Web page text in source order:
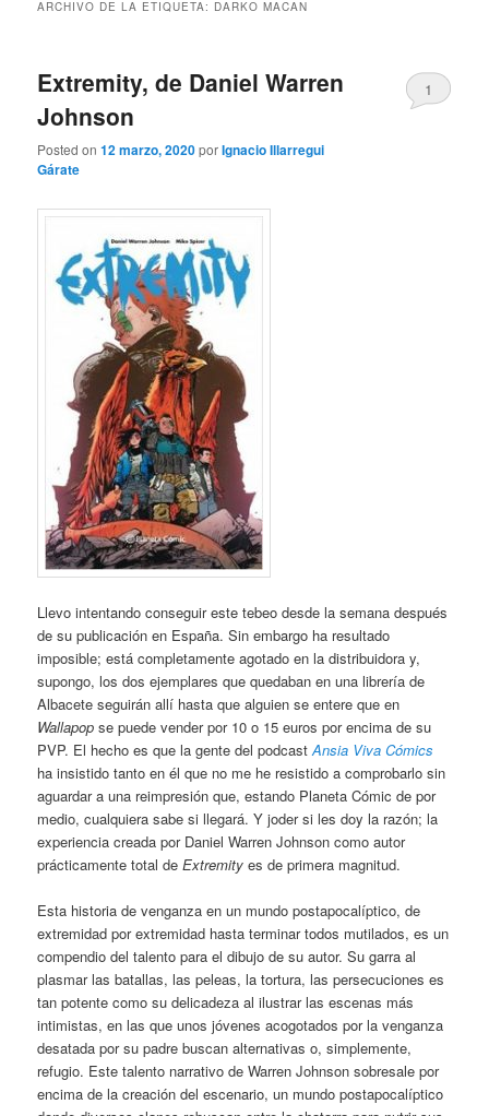
ARCHIVO DE LA ETIQUETA: DARKO MACAN
Extremity, de Daniel Warren
Johnson
Posted on12 marzo, 2020porIgnacio Illarregui
Gárate
1
Llevo intentando conseguir este tebeo desde la semana después
de su publicación en España. Sin embargo ha resultado
imposible; está completamente agotado en la distribuidora y,
supongo, los dos ejemplares que quedaban en una librería de
Albacete seguirán allí hasta que alguien se entere que en
Wallapop se puede vender por 10 o 15 euros por encima de su
PVP. El hecho es que la gente del podcastAnsia Viva Cómics
ha insistido tanto en él que no me he resistido a comprobarlo sin
aguardar a una reimpresión que, estando Planeta Cómic de por
medio, cualquiera sabe si llegará. Y joder si les doy la razón; la
experiencia creada por Daniel Warren Johnson como autor
prácticamente total deExtremity es de primera magnitud.
Esta historia de venganza en un mundo postapocalíptico, de
extremidad por extremidad hasta terminar todos mutilados, es un
compendio del talento para el dibujo de su autor. Su garra al
plasmar las batallas, las peleas, la tortura, las persecuciones es
tan potente como su delicadeza al ilustrar las escenas más
intimistas, en las que unos jóvenes acogotados por la venganza
desatada por su padre buscan alternativas o, simplemente,
refugio. Este talento narrativo de Warren Johnson sobresale por
encima de la creación del escenario, un mundo postapocalíptico